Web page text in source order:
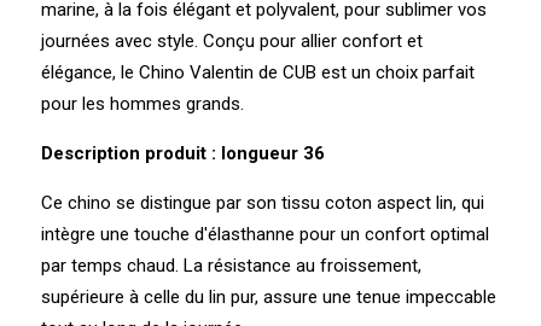
des prestataires avec lesquelles nous travaillons.
Confection : Tunisie
Tissage : Turquie
Teinture : Tunisie
Fibres recyclées : Non
marine, à la fois élégant et polyvalent, pour sublimer vos
journées avec style. Conçu pour allier confort et
élégance, le Chino Valentin de CUB est un choix parfait
pour les hommes grands.
Description produit : longueur 36
Ce chino se distingue par son tissu coton aspect lin, qui
intègre une touche d'élasthanne pour un confort optimal
par temps chaud. La résistance au froissement,
supérieure à celle du lin pur, assure une tenue impeccable